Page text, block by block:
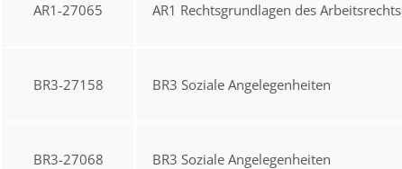
AR1-27065 AR1 Rechtsgrundlagen des Arbeitsrechts
BR3-27158 BR3 Soziale Angelegenheiten
BR3-27068 BR3 Soziale Angelegenheiten